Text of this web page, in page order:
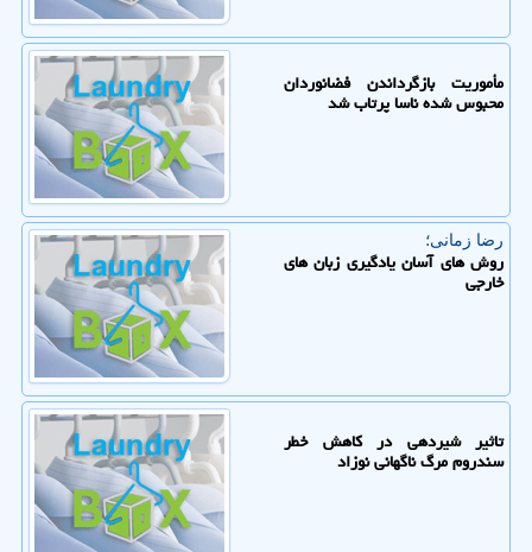
مأموریت بازگرداندن فضانوردان
محبوس شده ناسا پرتاب شد
رضا زمانی؛
روش های آسان یادگیری زبان های
خارجی
تاثیر شیردهی در کاهش خطر
سندروم مرگ ناگهانی نوزاد